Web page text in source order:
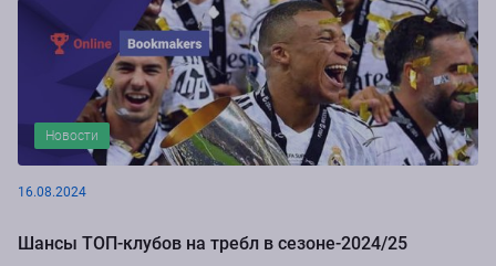
Новости
16.08.2024
Шансы ТОП-клубов на требл в сезоне-2024/25